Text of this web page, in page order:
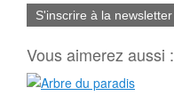
S'inscrire à la newsletter
Vous aimerez aussi :